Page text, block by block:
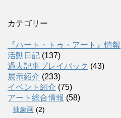
カテゴリー
『ハート・トゥ・アート』情報
活動日記 (137)
過去記事プレイバック (43)
展示紹介 (233)
イベント紹介 (75)
アート総合情報 (58)
抽象画 (2)